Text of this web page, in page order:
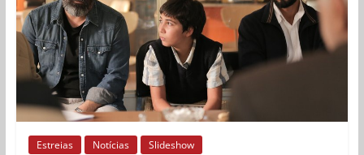
Estreias Notícias Slideshow